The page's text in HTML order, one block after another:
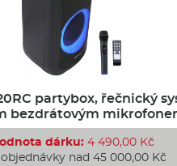
partybox, řečnický
bezdrátovým
dárku:4 490,00 Kč
nad 45 000,00 Kč